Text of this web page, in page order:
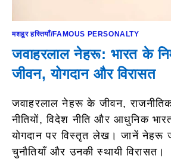
मशहूर हस्तियाँ/FAMOUS PERSONALTY
जवाहरलाल नेहरू: भारत के
जीवन, योगदान और विरासत
जवाहरलाल नेहरू के जीवन,
नीतियों, विदेश नीति और आधुनिक
योगदान पर विस्तृत लेख। जानें नेहरू
चुनौतियाँ और उनकी स्थायी विरासत।